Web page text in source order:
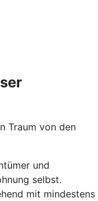
Traum von den
und
selbst.
mit mindestens